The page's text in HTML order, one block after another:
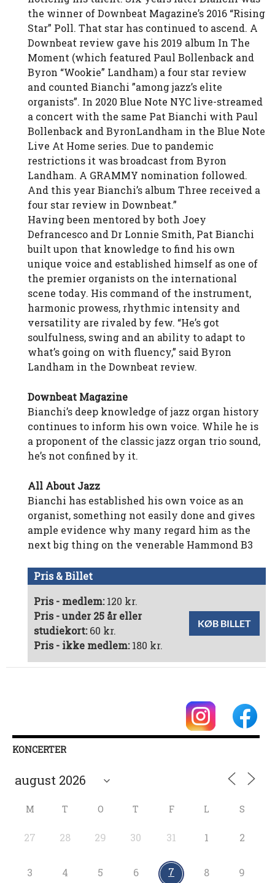
the winner of Downbeat Magazine’s 2016 “Rising
Star” Poll. That star has continued to ascend. A
Downbeat review gave his 2019 album In The
Moment (which featured Paul Bollenback and
Byron “Wookie” Landham) a four star review
and counted Bianchi ”among jazz’s elite
organists”. In 2020 Blue Note NYC live-streamed
a concert with the same Pat Bianchi with Paul
Bollenback and ByronLandham in the Blue Note
Live At Home series. Due to pandemic
restrictions it was broadcast from Byron
Landham. A GRAMMY nomination followed.
And this year Bianchi’s album Three received a
four star review in Downbeat.”
Having been mentored by both Joey
Defrancesco and Dr Lonnie Smith, Pat Bianchi
built upon that knowledge to find his own
unique voice and established himself as one of
the premier organists on the international
scene today. His command of the instrument,
harmonic prowess, rhythmic intensity and
versatility are rivaled by few. “He’s got
soulfulness, swing and an ability to adapt to
what’s going on with fluency,” said Byron
Landham in the Downbeat review.
Downbeat Magazine
Bianchi’s deep knowledge of jazz organ history
continues to inform his own voice. While he is
a proponent of the classic jazz organ trio sound,
he’s not confined by it.
All About Jazz
Bianchi has established his own voice as an
organist, something not easily done and gives
ample evidence why many regard him as the
next big thing on the venerable Hammond B3
Pris & Billet
Pris - medlem:120 kr.
Pris - under 25 år eller
studiekort:60 kr.
Pris - ikke medlem:180 kr.
KØB BILLET
KONCERTER
M T O T F L S
27 28 29 30 31 1 2
3 4 5 6 7 8 9